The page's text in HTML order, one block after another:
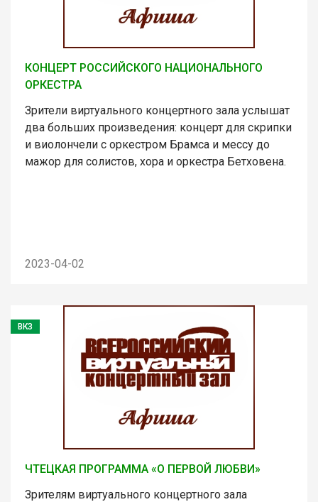
КОНЦЕРТ РОССИЙСКОГО НАЦИОНАЛЬНОГО
ОРКЕСТРА
Зрители виртуального концертного зала услышат
два больших произведения: концерт для скрипки
и виолончели с оркестром Брамса и мессу до
мажор для солистов, хора и оркестра Бетховена.
2023-04-02
ВКЗ
ЧТЕЦКАЯ ПРОГРАММА «О ПЕРВОЙ ЛЮБВИ»
Зрителям виртуального концертного зала